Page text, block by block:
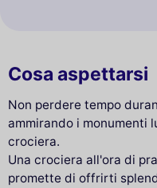
Cosa aspettarsi
Non perdere tempo
ammirando i monumenti
crociera.
Una crociera all'ora di
promette di offrirti